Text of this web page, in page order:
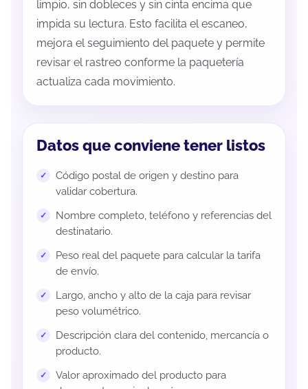
limpio, sin dobleces y sin cinta encima que
impida su lectura. Esto facilita el escaneo,
mejora el seguimiento del paquete y permite
revisar el rastreo conforme la paquetería
actualiza cada movimiento.
Datos que conviene tener listos
Código postal de origen y destino para
validar cobertura.
Nombre completo, teléfono y referencias del
destinatario.
Peso real del paquete para calcular la tarifa
de envío.
Largo, ancho y alto de la caja para revisar
peso volumétrico.
Descripción clara del contenido, mercancía o
producto.
Valor aproximado del producto para